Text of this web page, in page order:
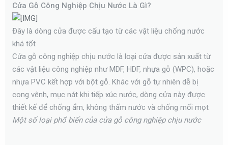
Cửa Gỗ Công Nghiệp Chịu Nước Là Gì?
Đây là dòng cửa được cấu tạo từ các vật liệu chống nước
khá tốt
Cửa gỗ công nghiệp chịu nước là loại cửa được sản xuất từ
các vật liệu công nghiệp như MDF, HDF, nhựa gỗ (WPC), hoặc
nhựa PVC kết hợp với bột gỗ. Khác với gỗ tự nhiên dễ bị
cong vênh, mục nát khi tiếp xúc nước, dòng cửa này được
thiết kế để chống ẩm, không thấm nước và chống mối mọt
Một số loại phổ biến của cửa gỗ công nghiệp chịu nước